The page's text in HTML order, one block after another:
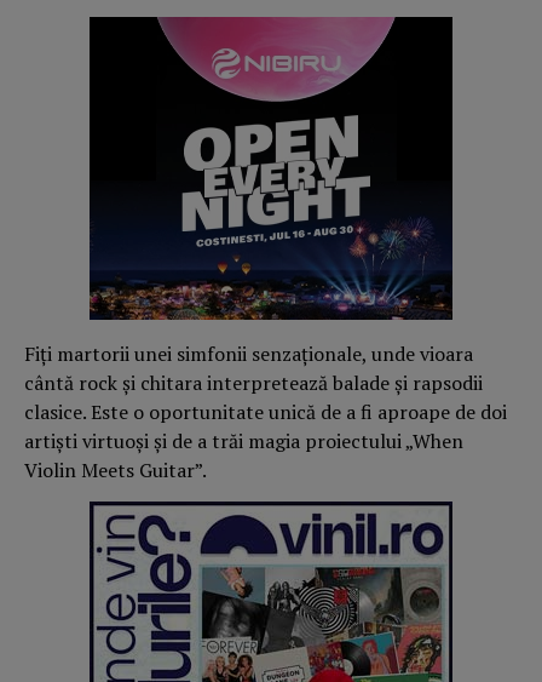
Fiți martorii unei simfonii senzaționale, unde vioara
cântă rock și chitara interpretează balade și rapsodii
clasice. Este o oportunitate unică de a fi aproape de doi
artiști virtuoși și de a trăi magia proiectului „When
Violin Meets Guitar”.